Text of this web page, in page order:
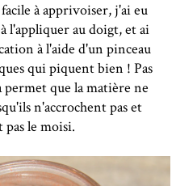
à apprivoiser, j'ai eu
l'appliquer au doigt, et ai
à l'aide d'un pinceau
qui piquent bien ! Pas
permet que la matière ne
n'accrochent pas et
pas le moisi.